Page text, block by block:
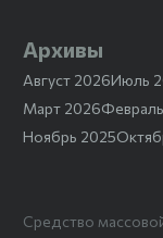
Архивы
Август 2026Июль
Март 2026
Ноябрь 2025
Средство